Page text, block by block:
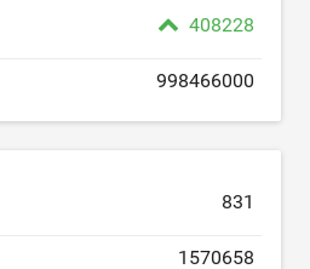
408228
998466000
831
1570658